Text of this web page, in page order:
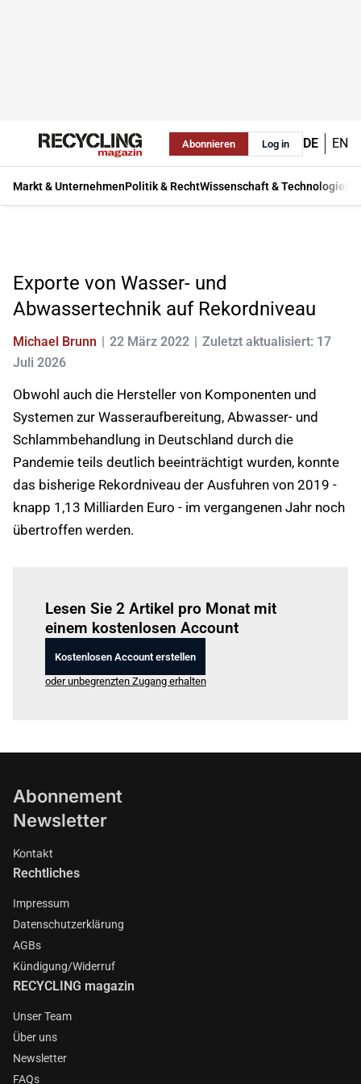
Abonnieren Log in DE EN
Markt & UnternehmenPolitik & RechtWissenschaft & Technologie
Exporte von Wasser- und
Abwassertechnik auf Rekordniveau
Michael Brunn 22 März 2022
Zuletzt aktualisiert: 17
Juli 2026
Obwohl auch die Hersteller von Komponenten und
Systemen zur Wasseraufbereitung, Abwasser- und
Schlammbehandlung in Deutschland durch die
Pandemie teils deutlich beeinträchtigt wurden, konnte
das bisherige Rekordniveau der Ausfuhren von 2019 -
knapp 1,13 Milliarden Euro - im vergangenen Jahr noch
übertroffen werden.
Lesen Sie 2 Artikel pro Monat mit
einem kostenlosen Account
Kostenlosen Account erstellen
oder unbegrenzten Zugang erhalten
Abonnement
Newsletter
Kontakt
Rechtliches
Impressum
Datenschutzerklärung
AGBs
Kündigung/Widerruf
RECYCLING magazin
Unser Team
Über uns
Newsletter
FAQs